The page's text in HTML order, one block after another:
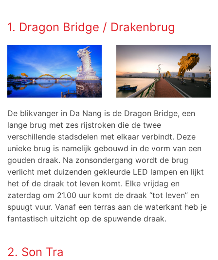
1. Dragon Bridge / Drakenbrug
De blikvanger in Da Nang is de Dragon Bridge, een
lange brug met zes rijstroken die de twee
verschillende stadsdelen met elkaar verbindt. Deze
unieke brug is namelijk gebouwd in de vorm van een
gouden draak. Na zonsondergang wordt de brug
verlicht met duizenden gekleurde LED lampen en lijkt
het of de draak tot leven komt. Elke vrijdag en
zaterdag om 21.00 uur komt de draak “tot leven” en
spuugt vuur. Vanaf een terras aan de waterkant heb je
fantastisch uitzicht op de spuwende draak.
2. Son Tra